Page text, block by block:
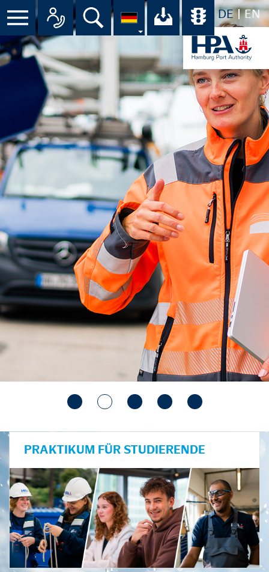
DE EN
Suche Ihr Download-
PRAKTIKUM FÜR STUDIERENDE